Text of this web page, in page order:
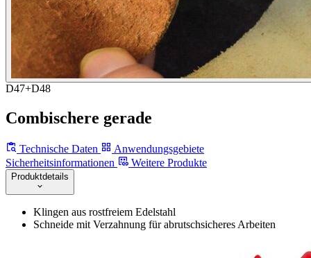
D47+D48
Combischere gerade
Technische Daten
Anwendungsgebiete
Sicherheitsinformationen
Weitere Produkte
Produktdetails
Klingen aus rostfreiem Edelstahl
Schneide mit Verzahnung für abrutschsicheres Arbeiten